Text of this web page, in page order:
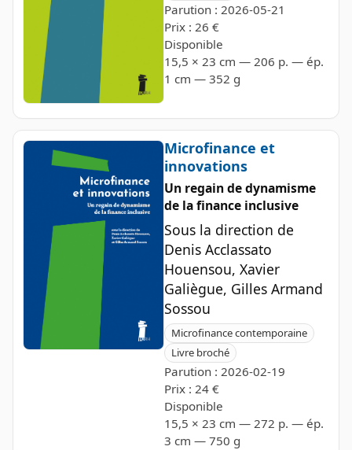
Parution : 2026-05-21
Prix : 26 €
Disponible
15,5 × 23 cm — 206 p. — ép.
1 cm — 352 g
Microfinance et
innovations
Un regain de dynamisme
de la finance inclusive
Sous la direction de
Denis Acclassato
Houensou, Xavier
Galiègue, Gilles Armand
Sossou
Microfinance contemporaine
Livre broché
Parution : 2026-02-19
Prix : 24 €
Disponible
15,5 × 23 cm — 272 p. — ép.
3 cm — 750 g